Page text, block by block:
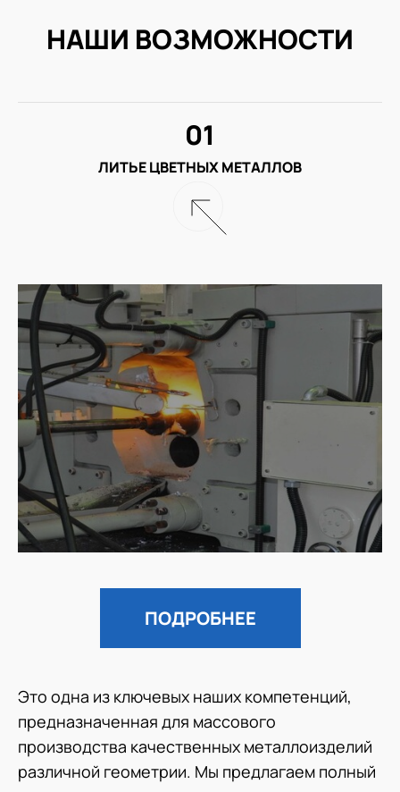
НАШИ ВОЗМОЖНОСТИ
ЛИТЬЕ ЦВЕТНЫХ МЕТАЛЛОВ
01
ПОДРОБНЕЕ
Это одна из ключевых наших компетенций,
предназначенная для массового
производства качественных металлоизделий
различной геометрии. Мы предлагаем полный